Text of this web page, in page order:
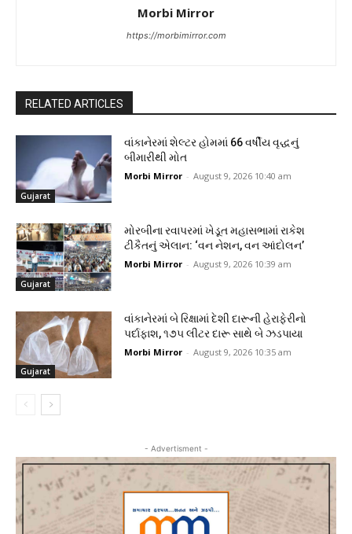
Morbi Mirror
https://morbimirror.com
RELATED ARTICLES
Gujarat
વાંકાનેરમાં શેલ્ટર હોમમાં 66 વર્ષીય વૃદ્ધનું
બીમારીથી મોત
Morbi Mirror - August 9, 2026 10:40 am
Gujarat
મોરબીના રવાપરમાં ખેડૂત મહાસભામાં રાકેશ
ટીકૈતનું એલાન: ‘વન નેશન, વન આંદોલન’
Morbi Mirror - August 9, 2026 10:39 am
Gujarat
વાંકાનેરમાં બે રિક્ષામાં દેશી દારૂની હેરાફેરીનો
પર્દાફાશ, ૧૭૫ લીટર દારૂ સાથે બે ઝડપાયા
Morbi Mirror - August 9, 2026 10:35 am
- Advertisment -